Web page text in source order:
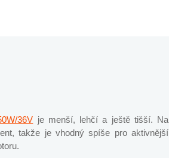
36V je menší, lehčí a ještě tišší. Na
takže je vhodný spíše pro aktivnější